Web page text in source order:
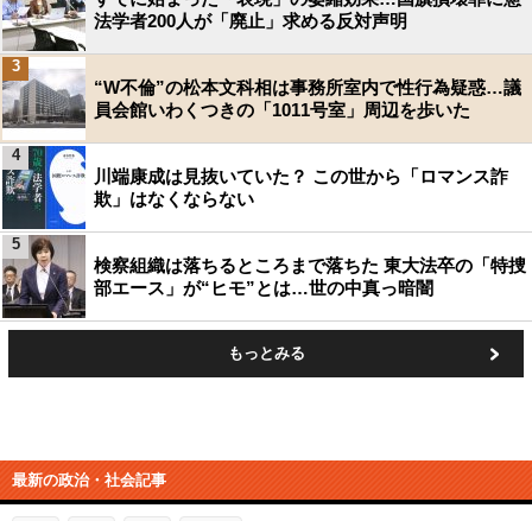
法学者200人が「廃止」求める反対声明
“W不倫”の松本文科相は事務所室内で性行為疑惑…議
員会館いわくつきの「1011号室」周辺を歩いた
3
川端康成は見抜いていた？ この世から「ロマンス詐
欺」はなくならない
4
検察組織は落ちるところまで落ちた 東大法卒の「特捜
部エース」が“ヒモ”とは…世の中真っ暗闇
5
もっとみる
最新の政治・社会記事